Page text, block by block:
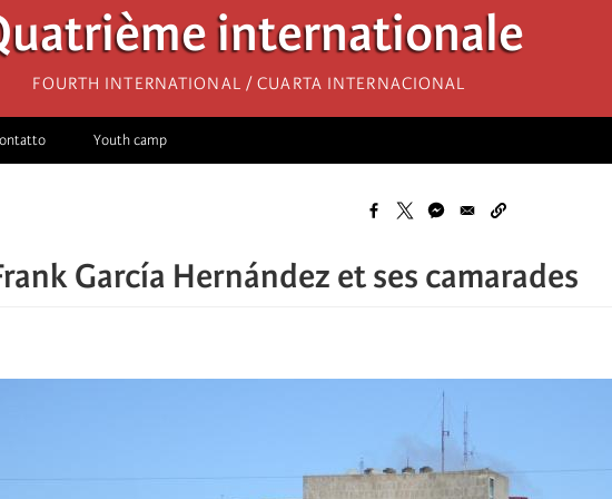
internationale
Fourth International / Cuarta Internacional
Youth camp
García Hernández et ses camarades